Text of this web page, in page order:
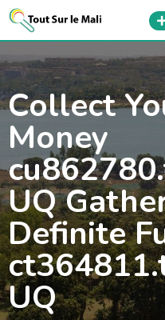
Aller
Collect
Money
UQ
Definite
UQ